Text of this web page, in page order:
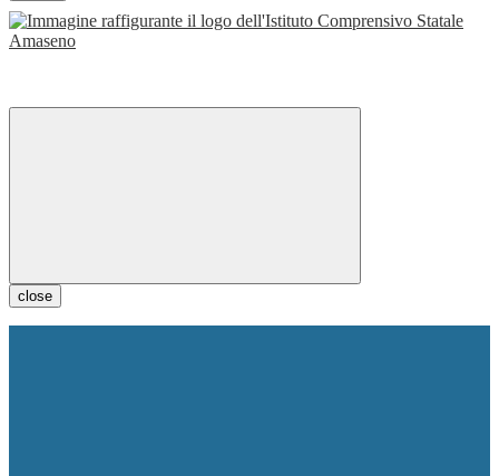
close